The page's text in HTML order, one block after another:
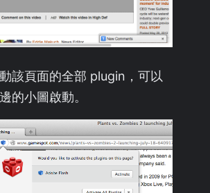
該頁面的全部 plugin，可以
的小圖啟動。